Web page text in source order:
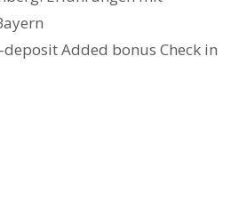
Added bonus Check in